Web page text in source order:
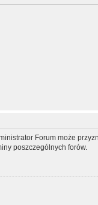
Forum może
poszczególnych forów.